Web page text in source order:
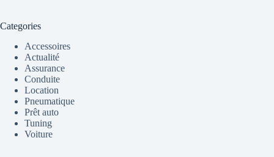
Categories
Accessoires
Actualité
Assurance
Conduite
Location
Pneumatique
Prêt auto
Tuning
Voiture